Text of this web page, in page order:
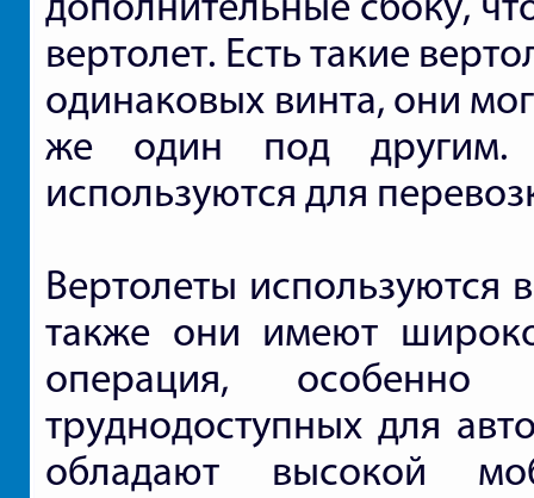
вертолет. Есть такие
одинаковых винта, они
же один под
используются для
Вертолеты используются
также они имеют
операция,
труднодоступных для
обладают высокой